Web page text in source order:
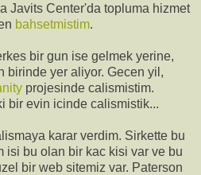
Javits Center'da topluma hizmet
bahsetmistim.
bir gun ise gelmek yerine,
birinde yer aliyor. Gecen yil,
projesinde calismistim.
bir evin icinde calismistik...
karar verdim. Sirkette bu
isi bu olan bir kac kisi var ve bu
bir web sitemiz var. Paterson